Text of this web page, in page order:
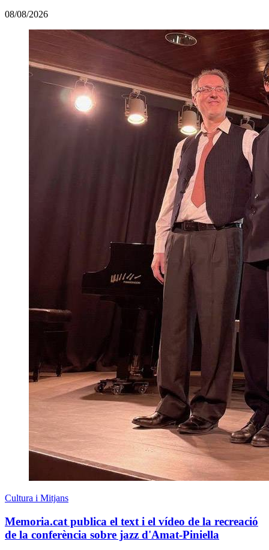
08/08/2026
Cultura i Mitjans
Memoria.cat publica el text i el vídeo de la recreació
de la conferència sobre jazz d'Amat-Piniella